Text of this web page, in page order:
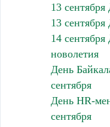
13
13
14
новолетия
День
сентября
День HR-
сентября